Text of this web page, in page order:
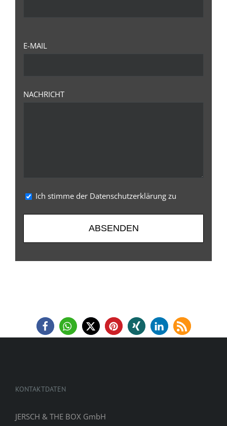
E-MAIL
NACHRICHT
Ich stimme der Datenschutzerklärung zu
Alternative:
KONTAKTDATEN
JERSCH & THE BOX GmbH